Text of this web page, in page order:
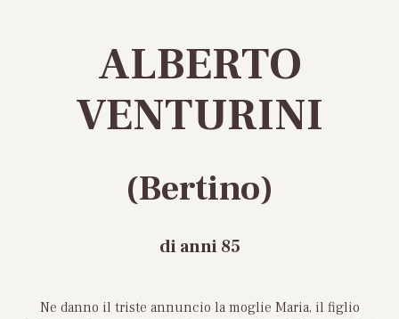
ALBERTO
VENTURINI
(Bertino)
di anni 85
Ne danno il triste annuncio la moglie Maria, il figlio